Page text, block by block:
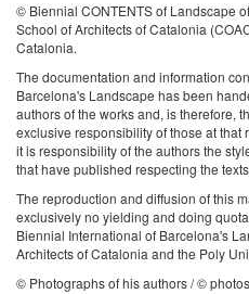
© Biennial CONTENTS of Landscape
School of Architects of Catalonia
Catalonia.
The documentation and information
Barcelona's Landscape has been
authors of the works and, is therefore,
exclusive responsibility of those at that
it is responsibility of the authors the
that have published respecting the
The reproduction and diffusion of this
exclusively no yielding and doing
Biennial International of Barcelona's
Architects of Catalonia and the Poly
© Photographs of his authors / ©